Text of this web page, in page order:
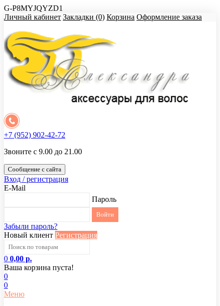
G-P8MYJQYZD1
Личный кабинет Закладки (0) Корзина Оформление заказа
+7 (952) 902-42-72
Звоните с 9.00 до 21.00
Сообщение с сайта
Вход / регистрация
E-Mail
Пароль
Забыли пароль?
Новый клиент Регистрация
0 0,00 р.
Ваша корзина пуста!
0
0
Меню